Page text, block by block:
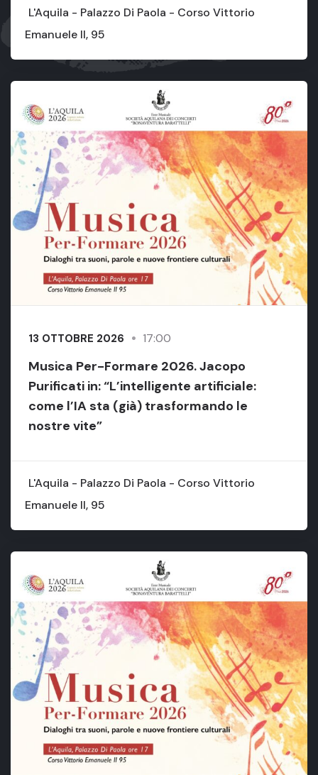
L'Aquila - Palazzo Di Paola - Corso Vittorio
Emanuele II, 95
13 OTTOBRE 2026 17:00
Musica Per-Formare 2026. Jacopo
Purificati in: “L’intelligente artificiale:
come l’IA sta (già) trasformando le
nostre vite”
L'Aquila - Palazzo Di Paola - Corso Vittorio
Emanuele II, 95